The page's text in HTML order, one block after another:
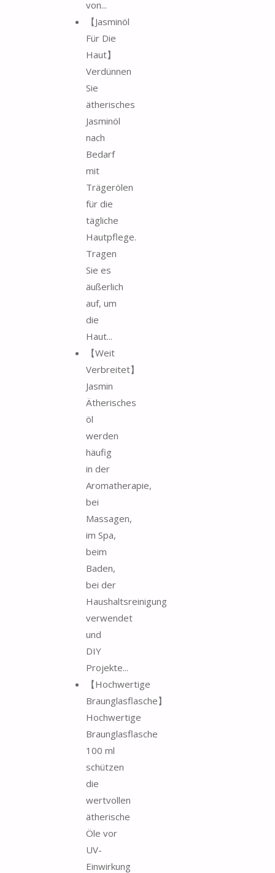
von...
【Jasminöl
Für Die
Haut】
Verdünnen
Sie
ätherisches
Jasminöl
nach
Bedarf
mit
Trägerölen
für die
tägliche
Hautpflege.
Tragen
Sie es
äußerlich
auf, um
die
Haut...
【Weit
Verbreitet】
Jasmin
Ätherisches
öl
werden
häufig
in der
Aromatherapie,
bei
Massagen,
im Spa,
beim
Baden,
bei der
Haushaltsreinigung
verwendet
und
DIY
Projekte...
【Hochwertige
Braunglasflasche】
Hochwertige
Braunglasflasche
100 ml
schützen
die
wertvollen
ätherische
Öle vor
UV-
Einwirkung